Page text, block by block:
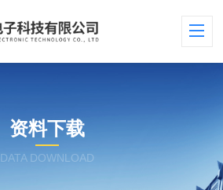
资料下载
DATA DOWNLOAD